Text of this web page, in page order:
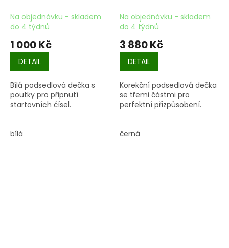
Na objednávku - skladem
do 4 týdnů
1 000 Kč
DETAIL
Bílá podsedlová dečka s
poutky pro připnutí
startovních čísel.
bílá
Na objednávku - skladem
do 4 týdnů
3 880 Kč
DETAIL
Korekční podsedlová dečka
se třemi částmi pro
perfektní přizpůsobení.
černá